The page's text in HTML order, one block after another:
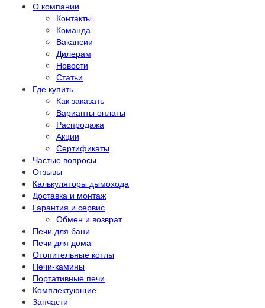
О компании
Контакты
Команда
Вакансии
Дилерам
Новости
Статьи
Где купить
Как заказать
Варианты оплаты
Распродажа
Акции
Сертификаты
Частые вопросы
Отзывы
Калькуляторы дымохода
Доставка и монтаж
Гарантия и сервис
Обмен и возврат
Печи для бани
Печи для дома
Отопительные котлы
Печи-камины
Портативные печи
Комплектующие
Запчасти